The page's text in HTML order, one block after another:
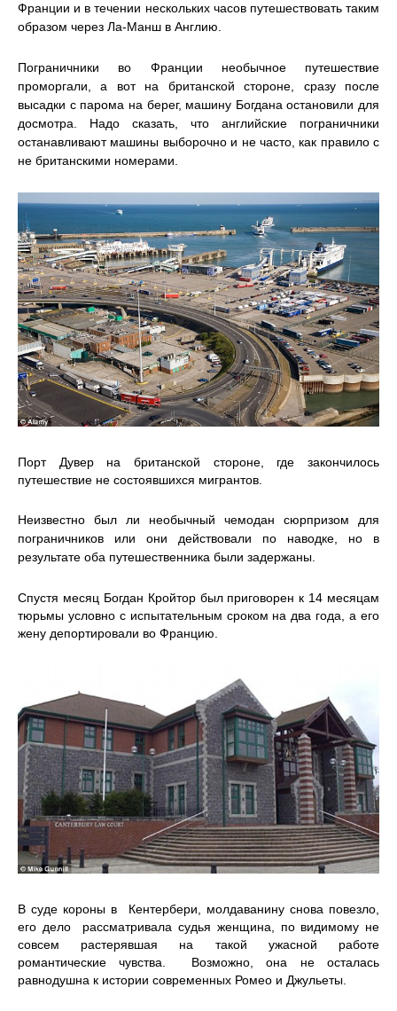
Франции и в течении нескольких часов путешествовать таким
образом через Ла-Манш в Англию.
Пограничники во Франции необычное путешествие
проморгали, а вот на британской стороне, сразу после
высадки с парома на берег, машину Богдана остановили для
досмотра. Надо сказать, что английские пограничники
останавливают машины выборочно и не часто, как правило с
не британскими номерами.
Порт Дувер на британской стороне, где закончилось
путешествие не состоявшихся мигрантов.
Неизвестно был ли необычный чемодан сюрпризом для
пограничников или они действовали по наводке, но в
результате оба путешественника были задержаны.
Спустя месяц Богдан Кройтор был приговорен к 14 месяцам
тюрьмы условно с испытательным сроком на два года, а его
жену депортировали во Францию.
В суде короны в Кентербери, молдаванину снова повезло,
его дело рассматривала судья женщина, по видимому не
совсем растерявшая на такой ужасной работе
романтические чувства. Возможно, она не осталась
равнодушна к истории современных Ромео и Джульеты.